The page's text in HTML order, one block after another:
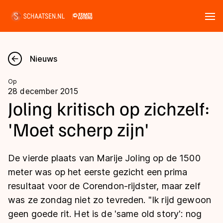
Nieuws
Kalender
Disciplines
Langebaan
Shorttrack
Inlineskaten
Uitslagen
Langebaan
Shorttrack
Marathon
Tijden & historie
Ranglijsten Langebaan
Nieuws
Op
28 december 2015
Joling kritisch op zichzelf:
'Moet scherp zijn'
De vierde plaats van Marije Joling op de 1500
meter was op het eerste gezicht een prima
resultaat voor de Corendon-rijdster, maar zelf
was ze zondag niet zo tevreden. "Ik rijd gewoon
geen goede rit. Het is de 'same old story': nog